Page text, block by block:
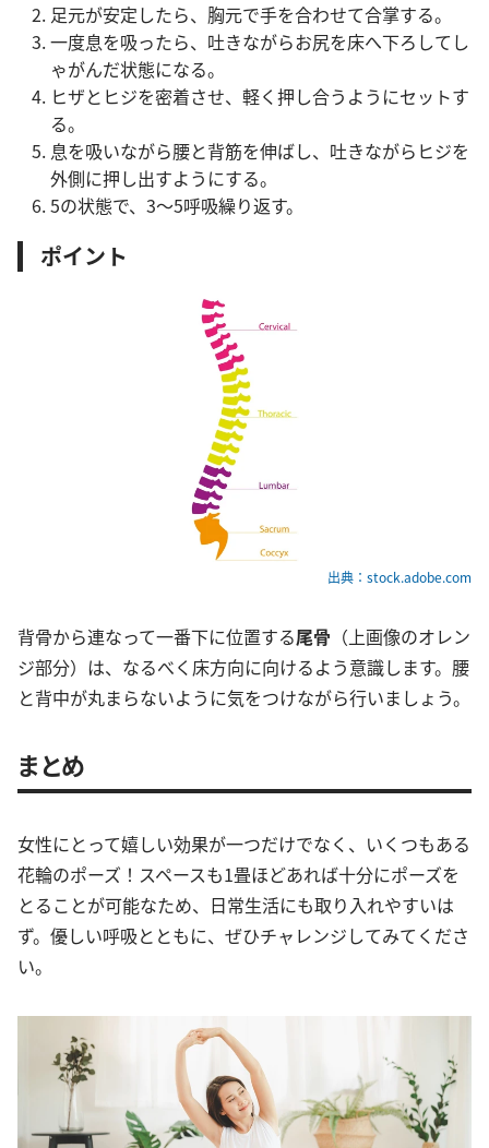
足元が安定したら、胸元で手を合わせて合掌する。
一度息を吸ったら、吐きながらお尻を床へ下ろしてし
ゃがんだ状態になる。
ヒザとヒジを密着させ、軽く押し合うようにセットす
る。
息を吸いながら腰と背筋を伸ばし、吐きながらヒジを
外側に押し出すようにする。
5の状態で、3〜5呼吸繰り返す。
ポイント
出典：stock.adobe.com
背骨から連なって一番下に位置する尾骨 （上画像のオレン
ジ部分）は、なるべく床方向に向けるよう意識します。腰
と背中が丸まらないように気をつけながら行いましょう。
まとめ
女性にとって嬉しい効果が一つだけでなく、いくつもある
花輪のポーズ！スペースも1畳ほどあれば十分にポーズを
とることが可能なため、日常生活にも取り入れやすいは
ず。優しい呼吸とともに、ぜひチャレンジしてみてくださ
い。